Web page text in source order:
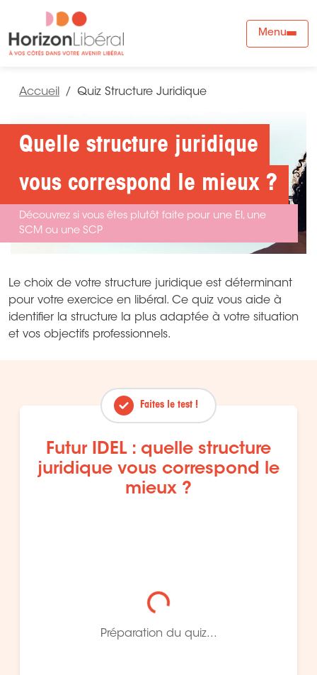
Menu
Accueil Quiz Structure Juridique
Quelle structure juridique
vous correspond le mieux ?
Découvrez si vous êtes plutôt faite pour une EI, une
SCM ou une SCP
Le choix de votre structure juridique est déterminant
pour votre exercice en libéral. Ce quiz vous aide à
identifier la structure la plus adaptée à votre situation
et vos objectifs professionnels.
Faites le test !
Futur IDEL : quelle structure
juridique vous correspond le
mieux ?
Chargement du quiz...
Préparation du quiz...